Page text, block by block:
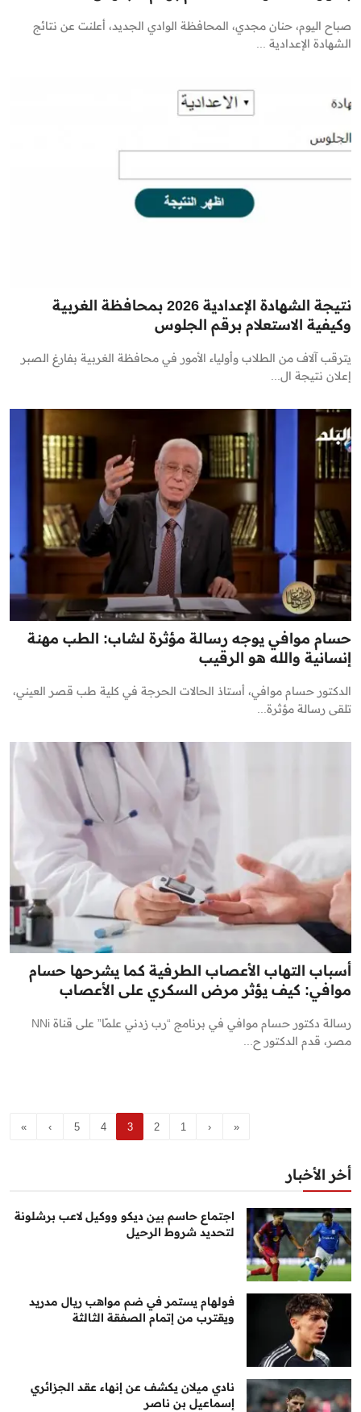
صباح اليوم، حنان مجدي، المحافظة الوادي الجديد، أعلنت عن نتائج
الشهادة الإعدادية ...
نتيجة الشهادة الإعدادية 2026 بمحافظة الغربية
وكيفية الاستعلام برقم الجلوس
يترقب آلاف من الطلاب وأولياء الأمور في محافظة الغربية بفارغ الصبر
إعلان نتيجة ال...
حسام موافي يوجه رسالة مؤثرة لشاب: الطب مهنة
إنسانية والله هو الرقيب
الدكتور حسام موافي، أستاذ الحالات الحرجة في كلية طب قصر العيني،
تلقى رسالة مؤثرة...
أسباب التهاب الأعصاب الطرفية كما يشرحها حسام
موافي: كيف يؤثر مرض السكري على الأعصاب
رسالة دكتور حسام موافي في برنامج “رب زدني علمًا” على قناة NNi
مصر، قدم الدكتور ح...
«
‹
1
2
3
4
5
›
»
أخر الأخبار
اجتماع حاسم بين ديكو ووكيل لاعب برشلونة
لتحديد شروط الرحيل
فولهام يستمر في ضم مواهب ريال مدريد
ويقترب من إتمام الصفقة الثالثة
نادي ميلان يكشف عن إنهاء عقد الجزائري
إسماعيل بن ناصر